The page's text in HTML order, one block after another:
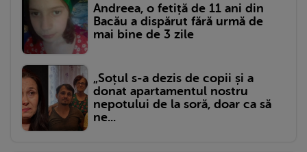
Andreea, o fetiță de 11 ani din
Bacău a dispărut fără urmă de
mai bine de 3 zile
„Soțul s-a dezis de copii și a
donat apartamentul nostru
nepotului de la soră, doar ca să
ne...